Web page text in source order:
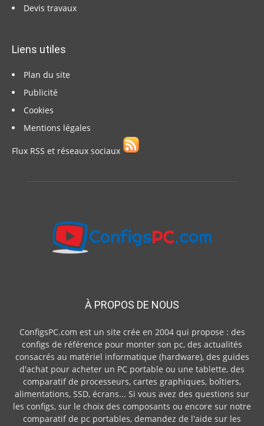
Devis travaux
Liens utiles
Plan du site
Publicité
Cookies
Mentions légales
Flux RSS et réseaux sociaux
À PROPOS DE NOUS
ConfigsPC.com est un site crée en 2004 qui propose : des
configs de référence pour monter son pc, des actualités
consacrés au matériel informatique (hardware), des guides
d'achat pour acheter un PC portable ou une tablette, des
comparatif de processeurs, cartes graphiques, boîtiers,
alimentations, SSD, écrans... Si vous avez des questions sur
les configs, sur le choix des composants ou encore sur notre
comparatif de pc portables, demandez de l'aide sur les